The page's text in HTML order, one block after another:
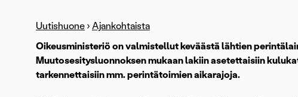
Uutishuone › Ajankohtaista
Oikeusministeriö on valmistellut keväästä lähtien
Muutosesitysluonnoksen mukaan lakiin asetettaisiin
tarkennettaisiin mm. perintätoimien aikarajoja.